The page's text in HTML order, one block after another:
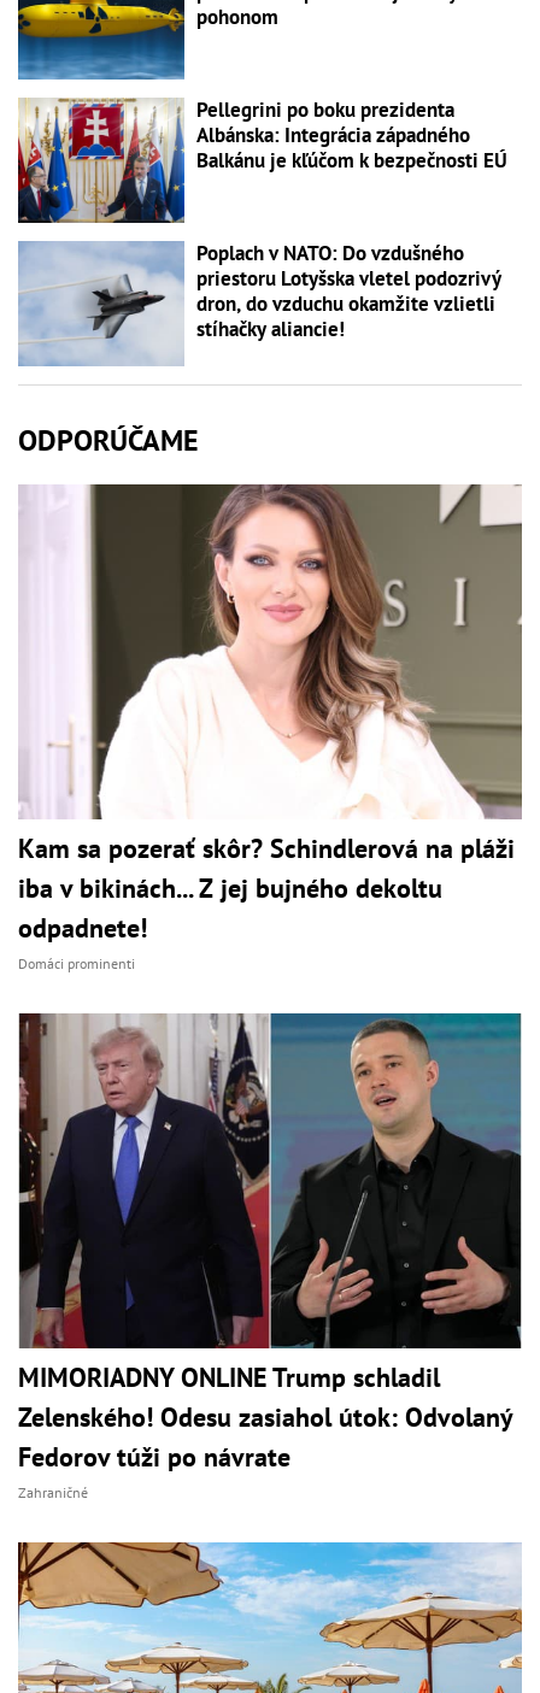
pohonom
Pellegrini po boku prezidenta
Albánska: Integrácia západného
Balkánu je kľúčom k bezpečnosti EÚ
Poplach v NATO: Do vzdušného
priestoru Lotyšska vletel podozrivý
dron, do vzduchu okamžite vzlietli
stíhačky aliancie!
ODPORÚČAME
Kam sa pozerať skôr? Schindlerová na pláži
iba v bikinách... Z jej bujného dekoltu
odpadnete!
Domáci prominenti
MIMORIADNY ONLINE Trump schladil
Zelenského! Odesu zasiahol útok: Odvolaný
Fedorov túži po návrate
Zahraničné